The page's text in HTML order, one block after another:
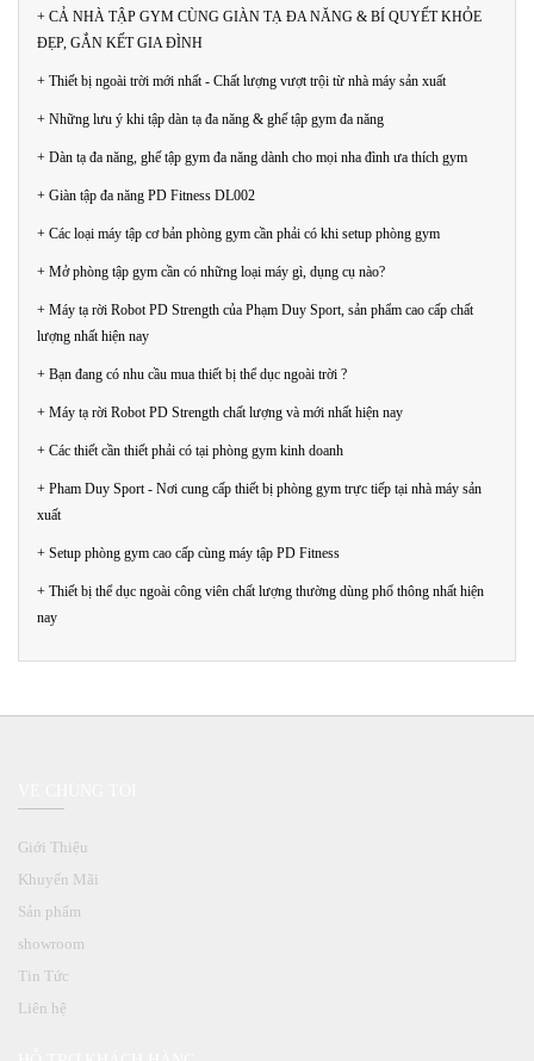
+ CẢ NHÀ TẬP GYM CÙNG GIÀN TẠ ĐA NĂNG & BÍ QUYẾT KHỎE
ĐẸP, GẮN KẾT GIA ĐÌNH
+ Thiết bị ngoài trời mới nhất - Chất lượng vượt trội từ nhà máy sản xuất
+ Những lưu ý khi tập dàn tạ đa năng & ghế tập gym đa năng
+ Dàn tạ đa năng, ghế tập gym đa năng dành cho mọi nha đình ưa thích gym
+ Giàn tập đa năng PD Fitness DL002
+ Các loại máy tập cơ bản phòng gym cần phải có khi setup phòng gym
+ Mở phòng tập gym cần có những loại máy gì, dụng cụ nào?
+ Máy tạ rời Robot PD Strength của Phạm Duy Sport, sản phẩm cao cấp chất
lượng nhất hiện nay
+ Bạn đang có nhu cầu mua thiết bị thể dục ngoài trời ?
+ Máy tạ rời Robot PD Strength chất lượng và mới nhất hiện nay
+ Các thiết cần thiết phải có tại phòng gym kinh doanh
+ Pham Duy Sport - Nơi cung cấp thiết bị phòng gym trực tiếp tại nhà máy sản
xuất
+ Setup phòng gym cao cấp cùng máy tập PD Fitness
+ Thiết bị thể dục ngoài công viên chất lượng thường dùng phổ thông nhất hiện
nay
Giới Thiệu
Khuyến Mãi
Sản phẩm
showroom
Tin Tức
Liên hệ